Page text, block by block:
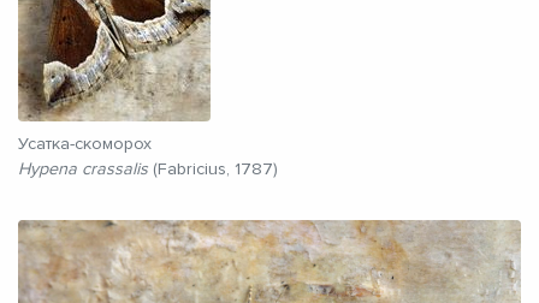
Усатка-скоморох
Hypena crassalis (Fabricius, 1787)